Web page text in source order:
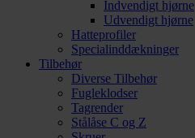
Indvendigt hjørne
Udvendigt hjørne
Hatteprofiler
Specialinddækninger
Tilbehør
Diverse Tilbehør
Fugleklodser
Tagrender
Stålåse C og Z